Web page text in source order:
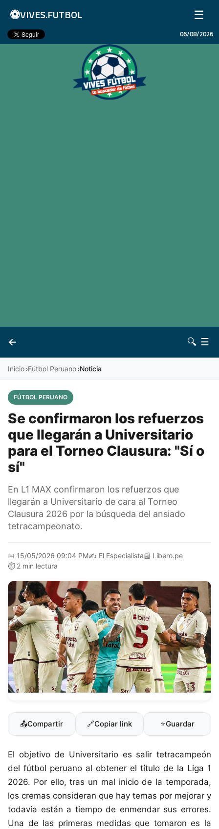
⚽VIVES.FUTBOL ☰
Inicio
06/08/2026
←
Vives 🔍 ☰
Inicio ›Fútbol Peruano ›Noticia
FÚTBOL PERUANO
Se confirmaron los refuerzos
que llegarán a Universitario
para el Torneo Clausura: "Sí o
sí"
En L1 MAX confirmaron los refuerzos que
llegarán a Universitario de cara al Torneo
Clausura 2026 por la búsqueda del ansiado
tetracampeonato.
📅 15/05/2026 09:04 PM✍️ El Especialista📰 Libero.pe
⏱️ 2 min lectura
📤Compartir 🔗Copiar link ⭐Guardar
El objetivo de Universitario es salir tetracampeón
del fútbol peruano al obtener el título de la Liga 1
2026. Por ello, tras un mal inicio de la temporada,
los cremas consideran que hay temas por mejorar y
todavía están a tiempo de enmendar sus errores.
Una de las primeras medidas que tomaron es la